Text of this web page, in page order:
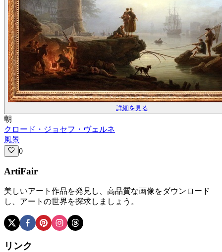
詳細を見る
朝
クロード・ジョセフ・ヴェルネ
風景
0
ArtiFair
美しいアート作品を発見し、高品質な画像をダウンロード
し、アートの世界を探求しましょう。
リンク